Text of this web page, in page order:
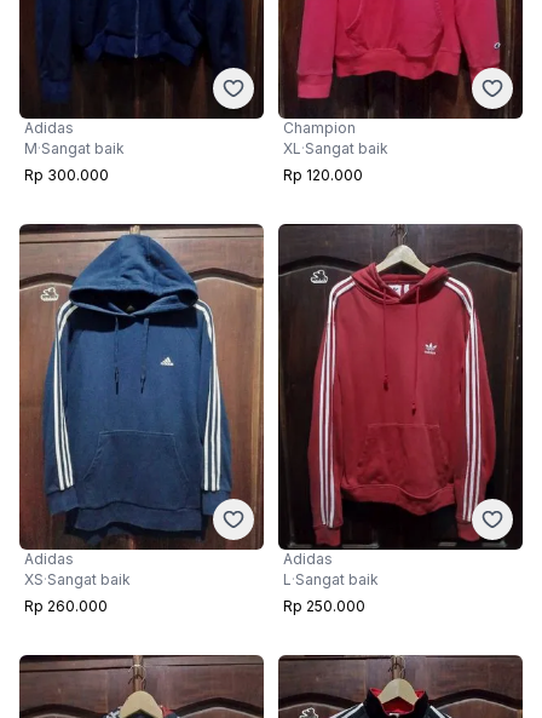
Adidas
M·Sangat baik
Rp 300.000
Champion
XL ·Sangat baik
Rp 120.000
Adidas
XS·Sangat baik
Rp 260.000
Adidas
L·Sangat baik
Rp 250.000